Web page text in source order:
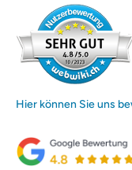
Hier können Sie uns